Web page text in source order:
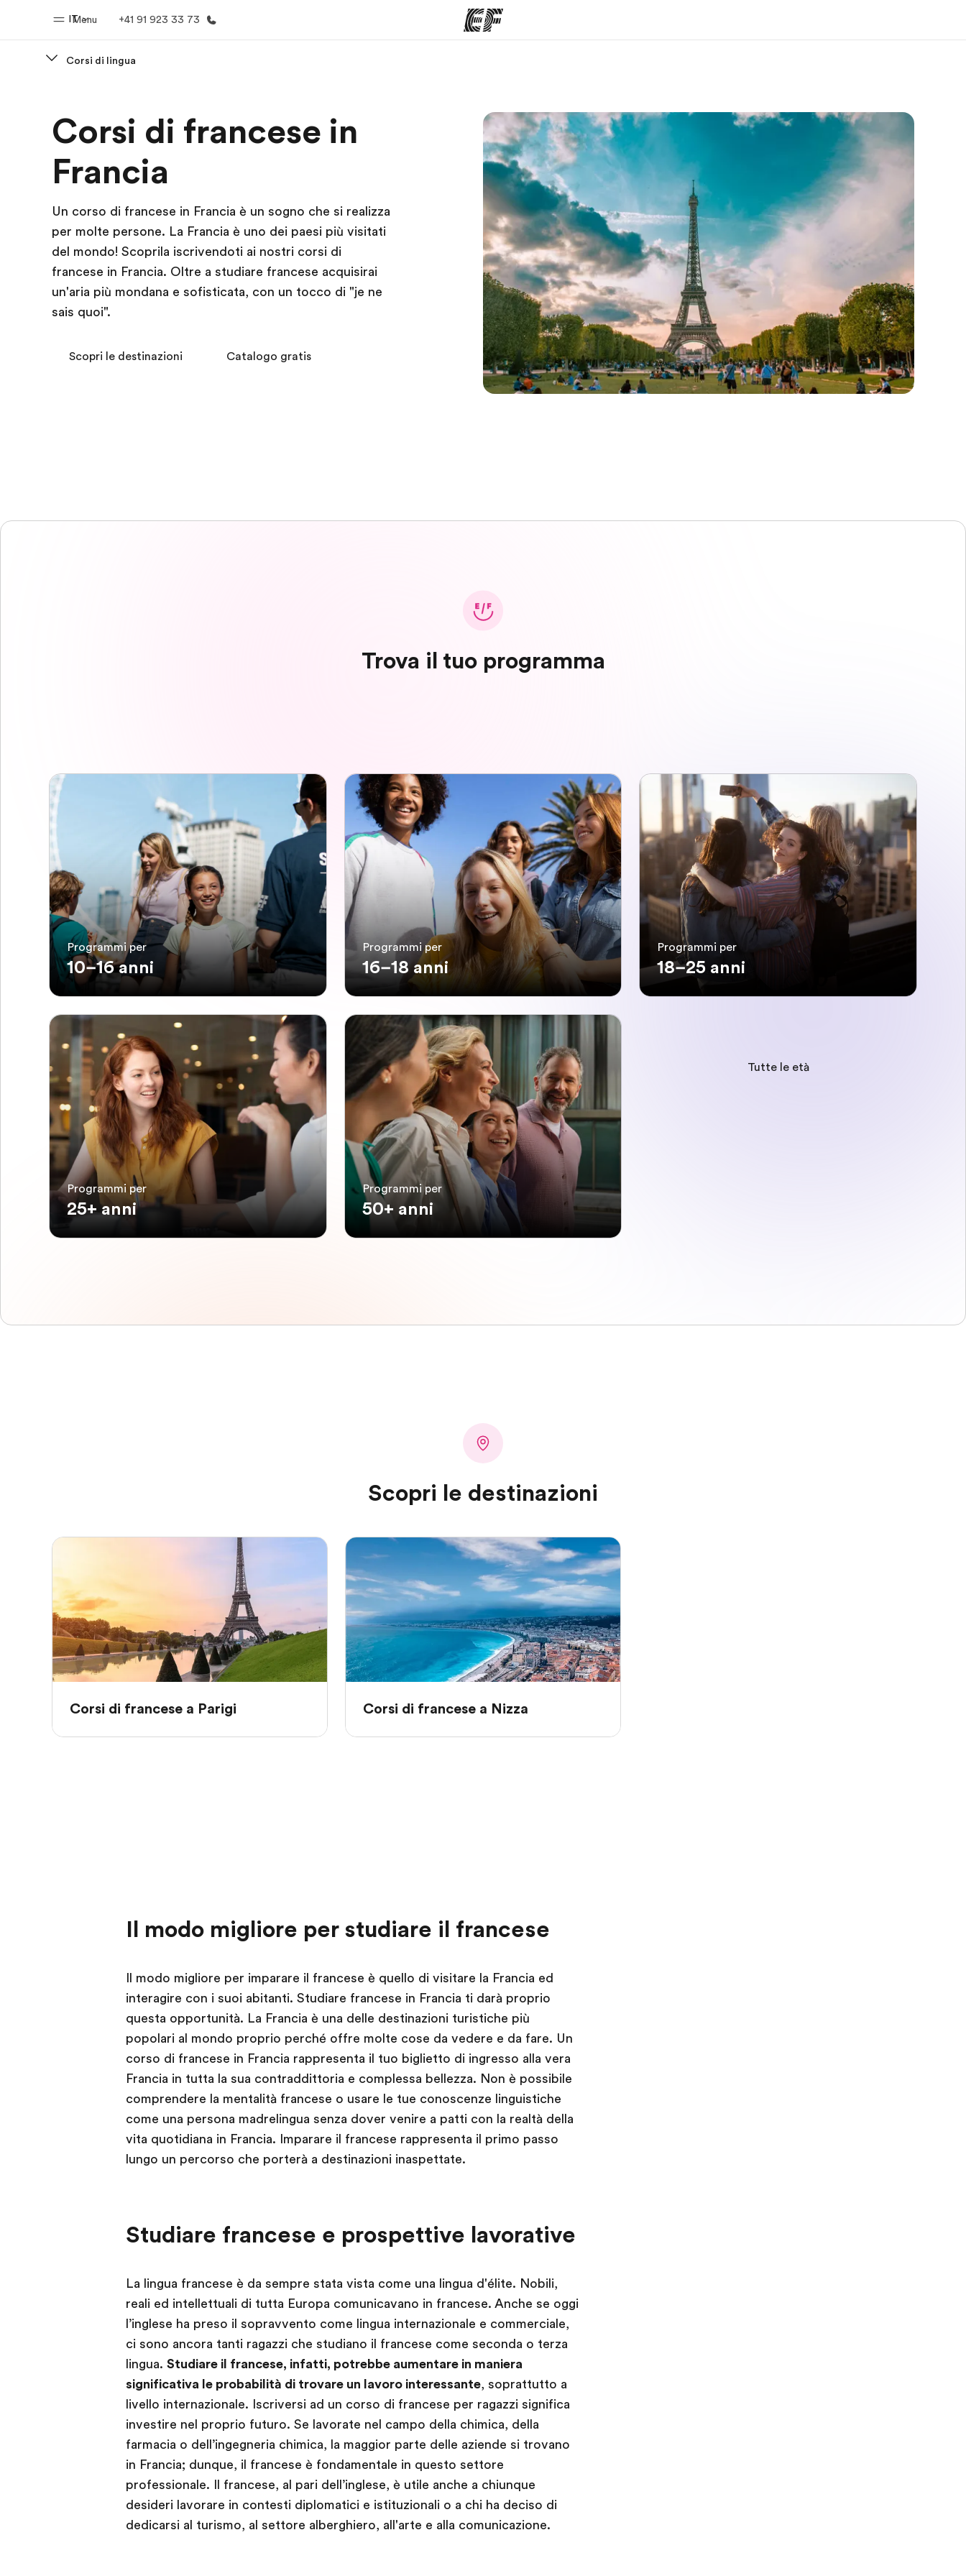
Menu
IT +41 91 923 33 73
Benvenuto alla EF Vedi la nostra offerta Trova l'ufficio più vicino La nostra organizzazione Lavora con noi
Corsi di lingua
Corsi di francese in
Francia
Un corso di francese in Francia è un sogno che si realizza
per molte persone. La Francia è uno dei paesi più visitati
del mondo! Scoprila iscrivendoti ai nostri corsi di
francese in Francia. Oltre a studiare francese acquisirai
un'aria più mondana e sofisticata, con un tocco di "je ne
sais quoi".
Scopri le destinazioni Catalogo gratis
Trova il tuo programma
Programmi per
10–16 anni
Programmi per
16–18 anni
Programmi per
18–25 anni
Programmi per
25+ anni
Programmi per
50+ anni
Tutte le età
Scopri le destinazioni
Corsi di francese a Parigi Corsi di francese a Nizza
Il modo migliore per studiare il francese
Il modo migliore per imparare il francese è quello di visitare la Francia ed
interagire con i suoi abitanti. Studiare francese in Francia ti darà proprio
questa opportunità. La Francia è una delle destinazioni turistiche più
popolari al mondo proprio perché offre molte cose da vedere e da fare. Un
corso di francese in Francia rappresenta il tuo biglietto di ingresso alla vera
Francia in tutta la sua contraddittoria e complessa bellezza. Non è possibile
comprendere la mentalità francese o usare le tue conoscenze linguistiche
come una persona madrelingua senza dover venire a patti con la realtà della
vita quotidiana in Francia. Imparare il francese rappresenta il primo passo
lungo un percorso che porterà a destinazioni inaspettate.
Studiare francese e prospettive lavorative
La lingua francese è da sempre stata vista come una lingua d'élite. Nobili,
reali ed intellettuali di tutta Europa comunicavano in francese. Anche se oggi
l’inglese ha preso il sopravvento come lingua internazionale e commerciale,
ci sono ancora tanti ragazzi che studiano il francese come seconda o terza
lingua. Studiare il francese, infatti, potrebbe aumentare in maniera
significativa le probabilità di trovare un lavoro interessante, soprattutto a
livello internazionale. Iscriversi ad un corso di francese per ragazzi significa
investire nel proprio futuro. Se lavorate nel campo della chimica, della
farmacia o dell’ingegneria chimica, la maggior parte delle aziende si trovano
in Francia; dunque, il francese è fondamentale in questo settore
professionale. Il francese, al pari dell’inglese, è utile anche a chiunque
desideri lavorare in contesti diplomatici e istituzionali o a chi ha deciso di
dedicarsi al turismo, al settore alberghiero, all'arte e alla comunicazione.